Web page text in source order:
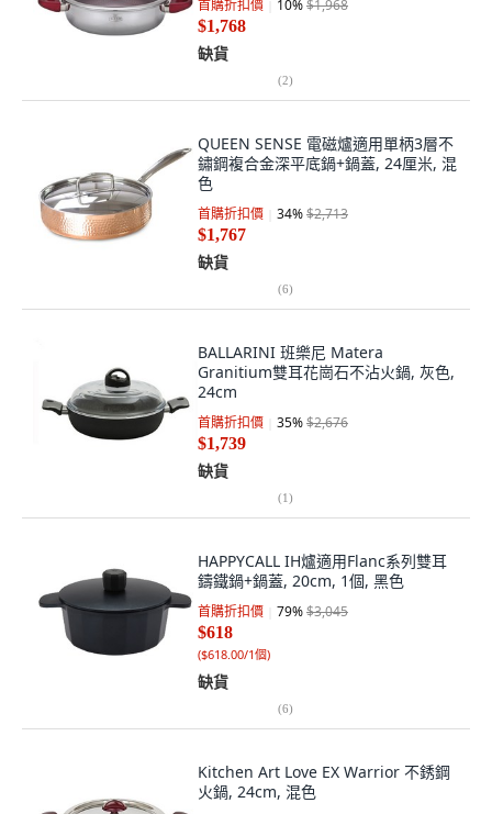
首購折扣價 10%$1,968
$1,768
缺貨
(2)
QUEEN SENSE 電磁爐適用單柄3層不
鏽鋼複合金深平底鍋+鍋蓋, 24厘米, 混
色
首購折扣價 34%$2,713
$1,767
缺貨
(6)
BALLARINI 班樂尼 Matera
Granitium雙耳花崗石不沾火鍋, 灰色,
24cm
首購折扣價 35%$2,676
$1,739
缺貨
(1)
HAPPYCALL IH爐適用Flanc系列雙耳
鑄鐵鍋+鍋蓋, 20cm, 1個, 黑色
首購折扣價 79%$3,045
$618
($618.00/1個)
缺貨
(6)
Kitchen Art Love EX Warrior 不銹鋼
火鍋, 24cm, 混色